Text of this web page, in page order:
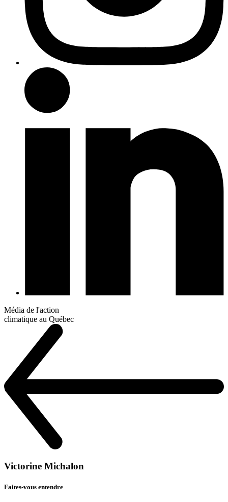
Média de l'action
climatique au Québec
Victorine Michalon
Faites-vous entendre